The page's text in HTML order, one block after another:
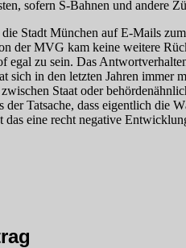
sofern S‑Bahnen und andere
Stadt München auf E‑Mails
der MVG kam keine weitere
egal zu sein. Das
sich in den letzten Jahren immer
Staat oder
der Tatsache, dass eigentlich die
das eine recht negative